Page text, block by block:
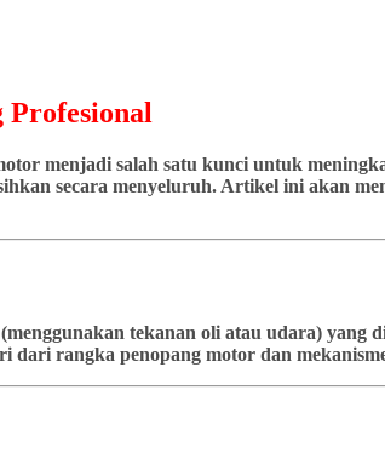
menjadi salah satu kunci untuk
secara menyeluruh. Artikel ini akan
tekanan oli atau udara) yang
rangka penopang motor dan